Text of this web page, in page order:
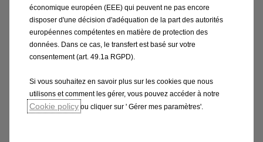
Opel Corsa-e
économique européen (EEE) qui peuvent ne pas encore
disposer d'une décision d'adéquation de la part des autorités
européennes compétentes en matière de protection des
données. Dans ce cas, le transfert est basé sur votre
consentement (art. 49.1a RGPD).
Si vous souhaitez en savoir plus sur les cookies que nous
utilisons et comment les gérer, vous pouvez accéder à notre
Cookie policy ou cliquer sur ' Gérer mes paramètres'.